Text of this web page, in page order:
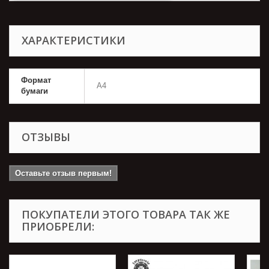
ХАРАКТЕРИСТИКИ
Формат
бумаги
А4
ОТЗЫВЫ
Оставьте отзыв первым!
ПОКУПАТЕЛИ ЭТОГО ТОВАРА ТАК ЖЕ
ПРИОБРЕЛИ: